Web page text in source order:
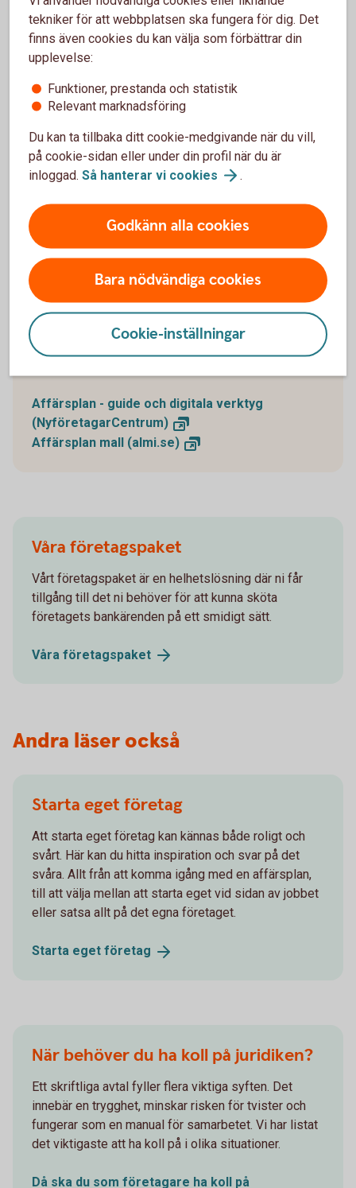
Innan du bestämmer dig
Inför ett företagsköp är det bra att skapa en tydlig bild av
både företagets ekonomi och framtida möjligheter. Titta på
lönsamhet, kassaflöde, kunder och beroendet av viktiga
personer. Fundera också på vilka risker du tar över och vilka
En genomtänkt värdering kan ge dig ett bättre underlag inför
förhandlingen – och hjälpa dig att bedöma om affären
Så här gör du en affärsplan
Vill du komma i gång med ditt företagande? Som
kund hos oss får du hjälp av NyföretagarCentrum och
Almi med mall, guide och digitala verktyg så att du
Affärsplan - guide och digitala verktyg
(NyföretagarCentrum)
Affärsplan mall (almi.se)
Våra företagspaket
Vårt företagspaket är en helhetslösning där ni får
tillgång till det ni behöver för att kunna sköta
företagets bankärenden på ett smidigt sätt.
Våra företagspaket
Andra läser också
Starta eget företag
Att starta eget företag kan kännas både roligt och
svårt. Här kan du hitta inspiration och svar på det
svåra. Allt från att komma igång med en affärsplan,
till att välja mellan att starta eget vid sidan av jobbet
eller satsa allt på det egna företaget.
Starta eget företag
När behöver du ha koll på juridiken?
Ett skriftliga avtal fyller flera viktiga syften. Det
innebär en trygghet, minskar risken för tvister och
fungerar som en manual för samarbetet. Vi har listat
det viktigaste att ha koll på i olika situationer.
Då ska du som företagare ha koll på
tekniker för att webbplatsen ska fungera för dig. Det
finns även cookies du kan välja som förbättrar din
upplevelse:
Funktioner, prestanda och statistik
Relevant marknadsföring
Du kan ta tillbaka ditt cookie-medgivande när du vill,
på cookie-sidan eller under din profil när du är
inloggad. Så hanterar vi cookies .
Godkänn alla cookies
Bara nödvändiga cookies
Cookie-inställningar